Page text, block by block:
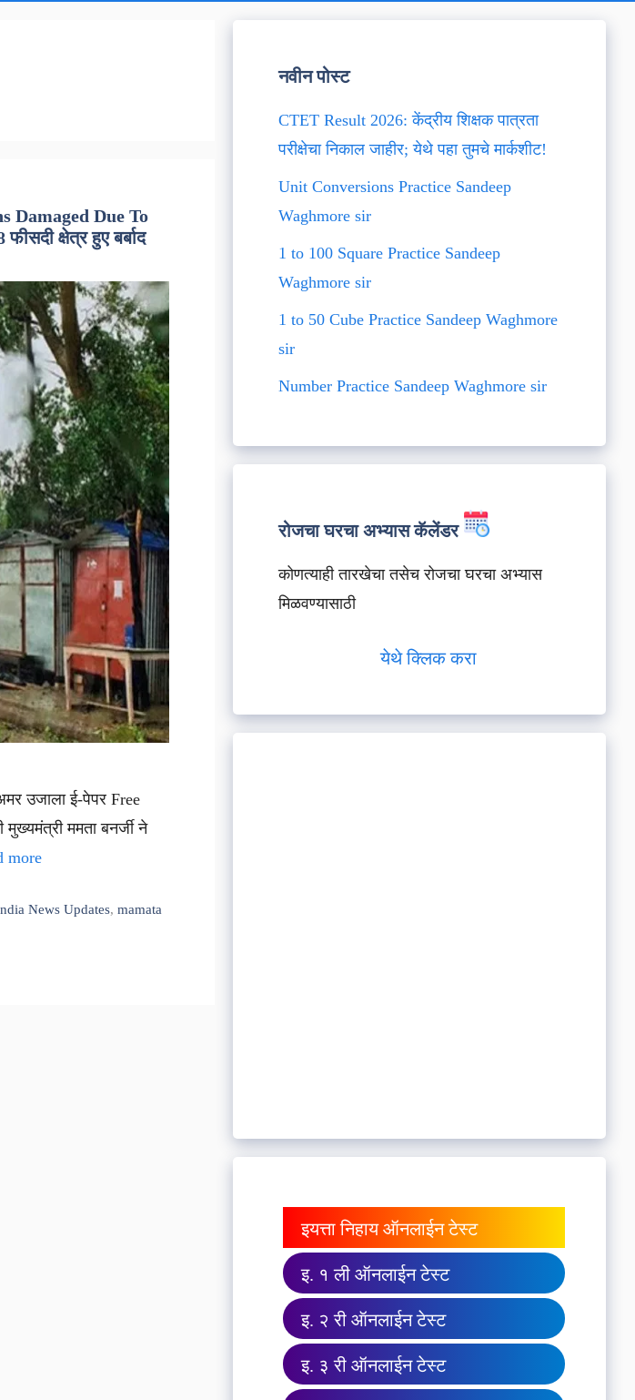
Damaged Due To
क्षेत्र हुए बर्बाद
उजाला ई-पेपर Free
ममता बनर्जी ने
more
News Updates,mamata
नवीन पोस्ट
CTET Result 2026: केंद्रीय शिक्षक पात्रता
परीक्षेचा निकाल जाहीर; येथे पहा तुमचे मार्कशीट!
Unit Conversions Practice Sandeep
Waghmore sir
1 to 100 Square Practice Sandeep
Waghmore sir
1 to 50 Cube Practice Sandeep Waghmore
sir
Number Practice Sandeep Waghmore sir
रोजचा घरचा अभ्यास कॅलेंडर
कोणत्याही तारखेचा तसेच रोजचा घरचा अभ्यास
मिळवण्यासाठी
येथे क्लिक करा
इयत्ता निहाय ऑनलाईन टेस्ट
इ. १ ली ऑनलाईन टेस्ट
इ. २ री ऑनलाईन टेस्ट
इ. ३ री ऑनलाईन टेस्ट